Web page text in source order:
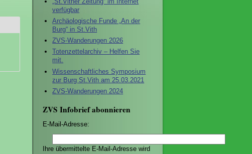
verfügbar
Archäologische Funde „An der
Burg“ in St.Vith
ZVS-Wanderungen 2026
Totenzettelarchiv – Helfen Sie
mit.
Wissenschaftliches Symposium
zur Burg St.Vith am 25.03.2021
ZVS-Wanderungen 2024
ZVS Infobrief abonnieren
E-Mail-Adresse:
Ihre übermittelte E-Mail-Adresse wird